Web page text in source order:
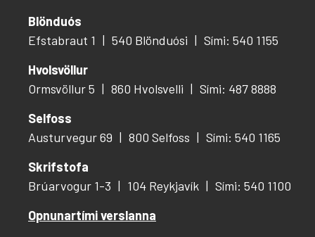
Blönduós
Efstabraut 1
540 Blönduósi
Sími: 540 1155
Hvolsvöllur
Ormsvöllur 5
860 Hvolsvelli
Sími: 487 8888
Selfoss
Austurvegur 69
800 Selfoss
Sími: 540 1165
Skrifstofa
Brúarvogur 1-3
104 Reykjavík
Sími: 540 1100
Opnunartími verslanna